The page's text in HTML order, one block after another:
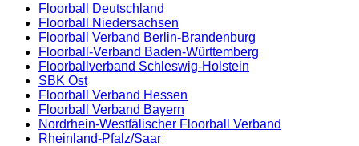
Floorball Deutschland
Floorball Niedersachsen
Floorball Verband Berlin-Brandenburg
Floorball-Verband Baden-Württemberg
Floorballverband Schleswig-Holstein
SBK Ost
Floorball Verband Hessen
Floorball Verband Bayern
Nordrhein-Westfälischer Floorball Verband
Rheinland-Pfalz/Saar